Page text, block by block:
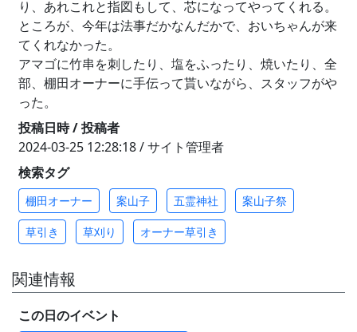
り、あれこれと指図もして、芯になってやってくれる。
ところが、今年は法事だかなんだかで、おいちゃんが来
てくれなかった。
アマゴに竹串を刺したり、塩をふったり、焼いたり、全
部、棚田オーナーに手伝って貰いながら、スタッフがや
った。
投稿日時 / 投稿者
2024-03-25 12:28:18 / サイト管理者
検索タグ
棚田オーナー 案山子 五霊神社 案山子祭
草引き 草刈り オーナー草引き
関連情報
この日のイベント